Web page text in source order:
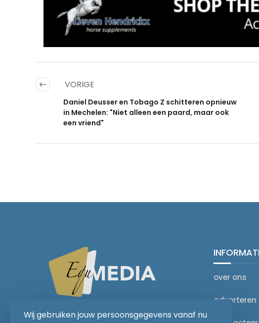
VORIGE
Daniel Deusser en Tobago Z schitteren opnieuw
in Mechelen: "Niet alleen een paard, maar ook
een vriend"
You Ride it We Write it,
over ons
adverteren
Wij gebruiken jouw persoonsgegevens vanaf nu